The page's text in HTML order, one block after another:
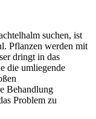
suchen, ist
Pflanzen werden mit
dringt in das
die umliegende
Behandlung
Problem zu